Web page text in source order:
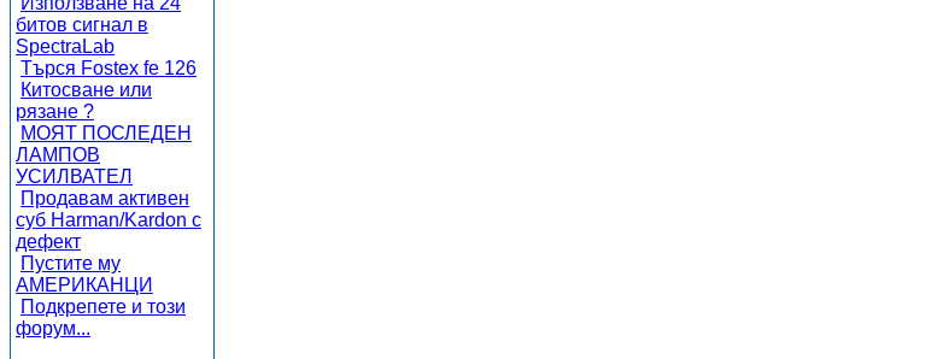
битов сигнал в
SpectraLab
Търся Fostex fe 126
Китосване или
рязане ?
МОЯТ ПОСЛЕДЕН
ЛАМПОВ
УСИЛВАТЕЛ
Продавам активен
суб Harman/Kardon с
дефект
Пустите му
АМЕРИКАНЦИ
Подкрепете и този
форум...